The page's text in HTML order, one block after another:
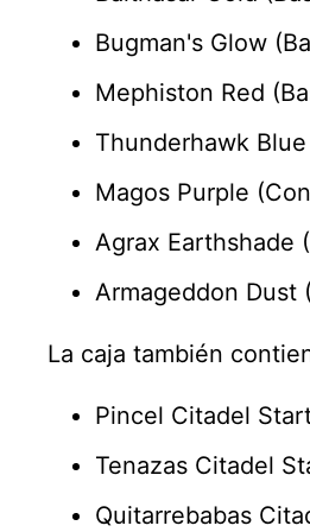
Bugman's Glow
Mephiston Red
Thunderhawk
Magos Purple
Agrax Earthshade
Armageddon Dust
La caja también
Pincel Citadel
Tenazas Citadel
Quitarrebabas